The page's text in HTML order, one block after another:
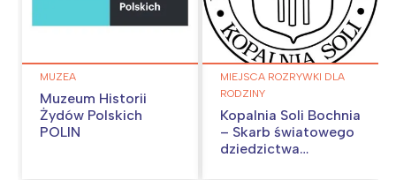
MUZEA
Muzeum Historii
Żydów Polskich
POLIN
MIEJSCA ROZRYWKI DLA
RODZINY
Kopalnia Soli Bochnia
– Skarb światowego
dziedzictwa